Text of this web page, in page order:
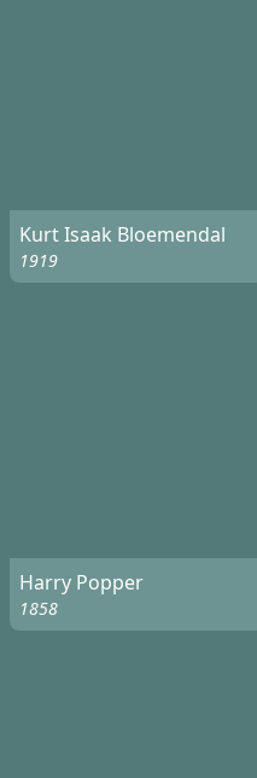
Kurt Isaak Bloemendal
1919
Harry Popper
1858